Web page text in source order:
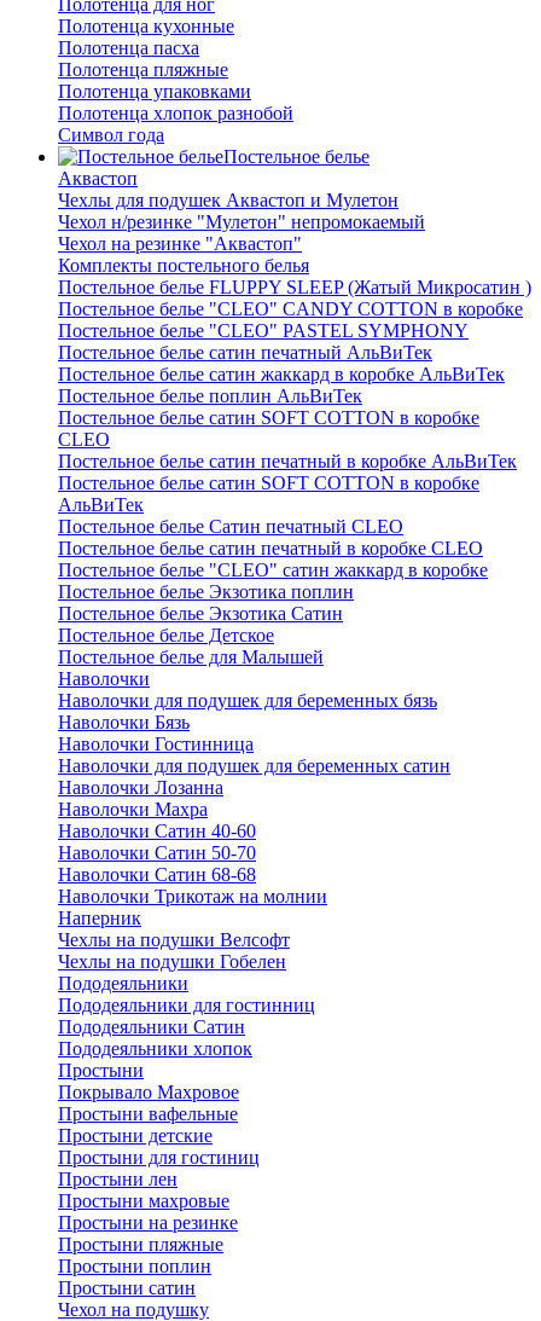
Полотенца для ног
Полотенца кухонные
Полотенца пасха
Полотенца пляжные
Полотенца упаковками
Полотенца хлопок разнобой
Символ года
Постельное белье
Аквастоп
Чехлы для подушек Аквастоп и Мулетон
Чехол н/резинке "Мулетон" непромокаемый
Чехол на резинке "Аквастоп"
Комплекты постельного белья
Постельное белье FLUPPY SLEEP (Жатый Микросатин )
Постельное белье "CLEO" CANDY COTTON в коробке
Постельное белье "CLEO" PASTEL SYMPHONY
Постельное белье сатин печатный АльВиТек
Постельное белье сатин жаккард в коробке АльВиТек
Постельное белье поплин АльВиТек
Постельное белье сатин SOFT COTTON в коробке
CLEO
Постельное белье сатин печатный в коробке АльВиТек
Постельное белье сатин SOFT COTTON в коробке
АльВиТек
Постельное белье Сатин печатный CLEO
Постельное белье сатин печатный в коробке CLEO
Постельное белье "CLEO" сатин жаккард в коробке
Постельное белье Экзотика поплин
Постельное белье Экзотика Сатин
Постельное белье Детское
Постельное белье для Малышей
Наволочки
Наволочки для подушек для беременных бязь
Наволочки Бязь
Наволочки Гостинница
Наволочки для подушек для беременных сатин
Наволочки Лозанна
Наволочки Махра
Наволочки Сатин 40-60
Наволочки Сатин 50-70
Наволочки Сатин 68-68
Наволочки Трикотаж на молнии
Наперник
Чехлы на подушки Велсофт
Чехлы на подушки Гобелен
Пододеяльники
Пододеяльники для гостинниц
Пододеяльники Сатин
Пододеяльники хлопок
Простыни
Покрывало Махровое
Простыни вафельные
Простыни детские
Простыни для гостиниц
Простыни лен
Простыни махровые
Простыни на резинке
Простыни пляжные
Простыни поплин
Простыни сатин
Чехол на подушку